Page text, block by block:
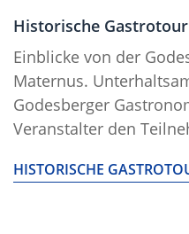
Historische Gastrotour
Einblicke von der
Maternus.
Godesberger
Veranstalter den
HISTORISCHE